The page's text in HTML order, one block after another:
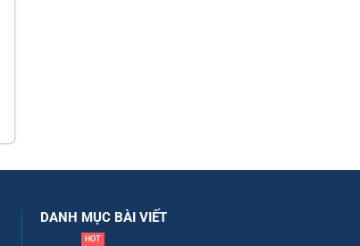
DANH MỤC BÀI VIẾT
HOT